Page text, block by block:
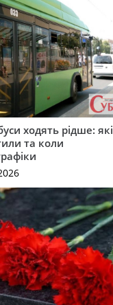
ходять рідше: які
та коли